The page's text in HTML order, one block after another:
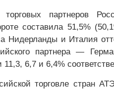
партнеров
составила 51,5%
Нидерланды и Италия
партнера —
6,7 и 6,4%
торговле стран